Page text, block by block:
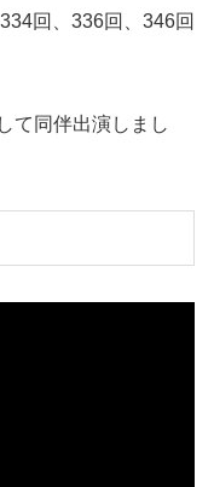
回、336回、346回
て同伴出演しまし